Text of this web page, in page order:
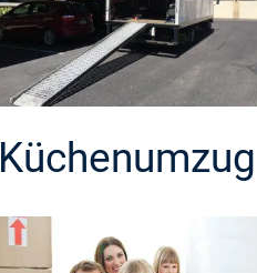
Küchenumzug